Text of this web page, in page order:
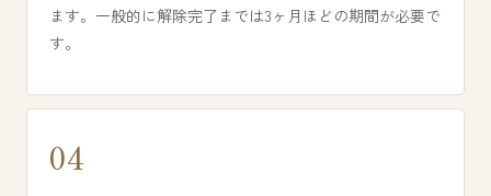
ます。一般的に解除完了までは3ヶ月ほどの期間が必要で
す。